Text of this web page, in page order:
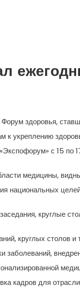
здоровья,
укреплению
с 15 по
медицины,
национальных
круглые
круглых столов
кадров для